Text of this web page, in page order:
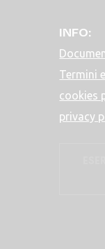
INFO:
Termini
cookies
privacy